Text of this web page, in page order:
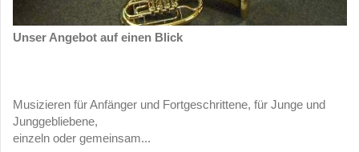
Unser Angebot auf einen Blick
Musizieren für Anfänger und Fortgeschrittene, für Junge und
Junggebliebene,
einzeln oder gemeinsam...